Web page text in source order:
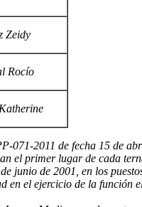
Zeidy
Rocío
071-2011 de fecha 15 de
el primer lugar de cada
de 2001, en los
el ejercicio de la